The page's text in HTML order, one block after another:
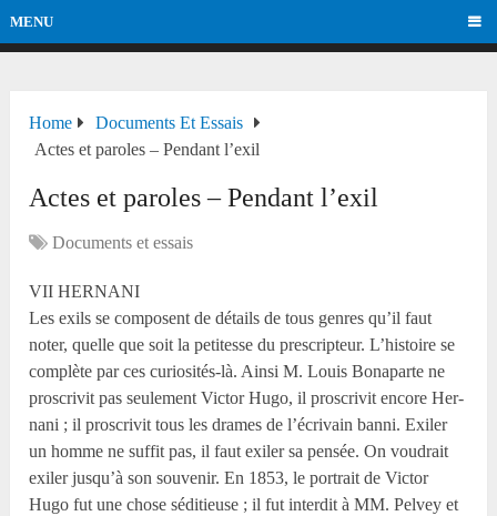
MENU
Home
Documents Et Essais
Actes et paroles – Pendant l’exil
Actes et paroles – Pendant l’exil
Documents et essais
VII HERNANI
Les exils se composent de détails de tous genres qu’il faut
noter, quelle que soit la petitesse du prescripteur. L’histoire se
complète par ces curiosités-là. Ainsi M. Louis Bonaparte ne
proscrivit pas seulement Victor Hugo, il proscrivit encore Her-
nani ; il proscrivit tous les drames de l’écrivain banni. Exiler
un homme ne suffit pas, il faut exiler sa pensée. On voudrait
exiler jusqu’à son souvenir. En 1853, le portrait de Victor
Hugo fut une chose séditieuse ; il fut interdit à MM. Pelvey et